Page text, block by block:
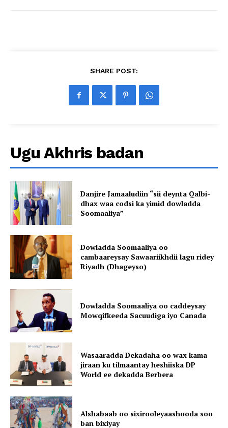
SHARE POST:
Ugu Akhris badan
Danjire Jamaaludiin “sii deynta Qalbi-
dhax waa codsi ka yimid dowladda
Soomaaliya”
Dowladda Soomaaliya oo
cambaareysay Sawaariikhdii lagu ridey
Riyadh (Dhageyso)
Dowladda Soomaaliya oo caddeysay
Mowqifkeeda Sacuudiga iyo Canada
Wasaaradda Dekadaha oo wax kama
jiraan ku tilmaantay heshiiska DP
World ee dekadda Berbera
Alshabaab oo sixirooleyaashooda soo
ban bixiyay